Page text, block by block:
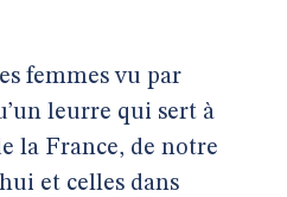
femmes vu par
leurre qui sert à
la France, de notre
et celles dans